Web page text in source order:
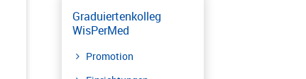
Graduiertenkolleg
WisPerMed
Promotion